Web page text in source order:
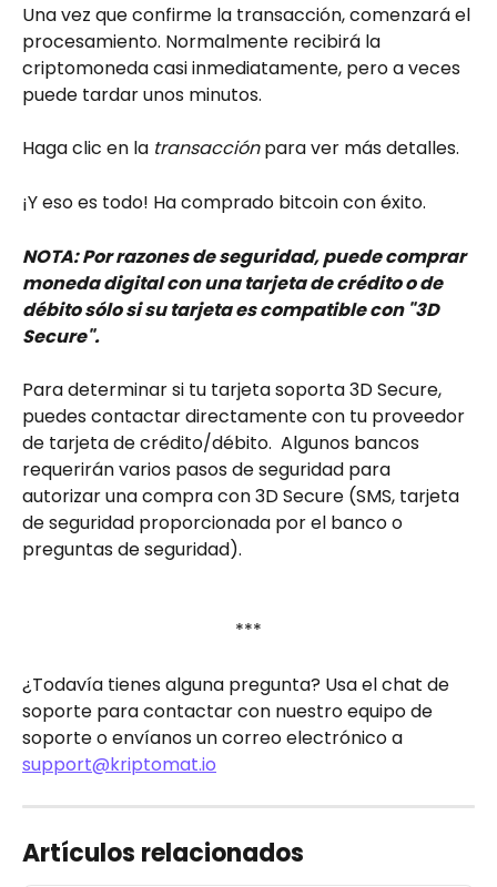
Una vez que confirme la transacción, comenzará el
procesamiento. Normalmente recibirá la
criptomoneda casi inmediatamente, pero a veces
puede tardar unos minutos.
Haga clic en la transacción para ver más detalles.
¡Y eso es todo! Ha comprado bitcoin con éxito.
NOTA: Por razones de seguridad, puede comprar
moneda digital con una tarjeta de crédito o de
débito sólo si su tarjeta es compatible con "3D
Secure".
Para determinar si tu tarjeta soporta 3D Secure,
puedes contactar directamente con tu proveedor
de tarjeta de crédito/débito.  Algunos bancos
requerirán varios pasos de seguridad para
autorizar una compra con 3D Secure (SMS, tarjeta
de seguridad proporcionada por el banco o
preguntas de seguridad).
***
¿Todavía tienes alguna pregunta? Usa el chat de
soporte para contactar con nuestro equipo de
soporte o envíanos un correo electrónico a
support@kriptomat.io
Artículos relacionados